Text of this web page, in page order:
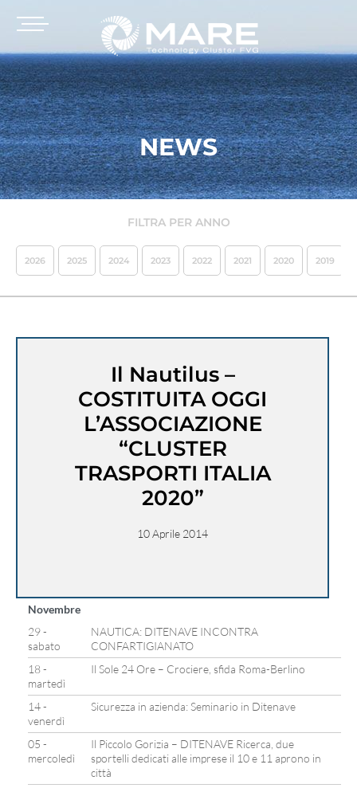
NEWS
FILTRA PER ANNO
2026 2025 2024 2023 2022 2021 2020 2019
Il Nautilus –
COSTITUITA OGGI
L’ASSOCIAZIONE
“CLUSTER
TRASPORTI ITALIA
2020”
10 Aprile 2014
Novembre
29 -
sabato
NAUTICA: DITENAVE INCONTRA
CONFARTIGIANATO
18 -
martedì
Il Sole 24 Ore – Crociere, sfida Roma-Berlino
14 -
venerdì
Sicurezza in azienda: Seminario in Ditenave
05 -
mercoledì
Il Piccolo Gorizia – DITENAVE Ricerca, due
sportelli dedicati alle imprese il 10 e 11 aprono in
città